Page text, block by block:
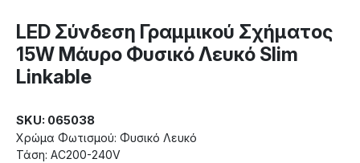
LED Σύνδεση Γραμμικού Σχήματος
15W Μάυρο Φυσικό Λευκό Slim
Linkable
SKU: 065038
Χρώμα Φωτισμού: Φυσικό Λευκό
Τάση: AC200-240V